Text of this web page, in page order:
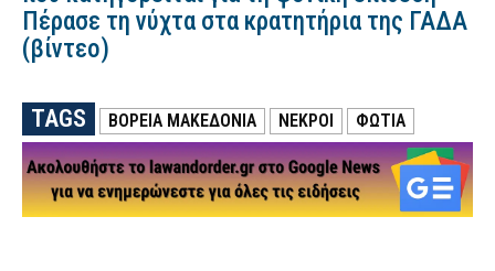
Πέρασε τη νύχτα στα κρατητήρια της ΓΑΔΑ
(βίντεο)
TAGS ΒΟΡΕΙΑ ΜΑΚΕΔΟΝΙΑ ΝΕΚΡΟΙ ΦΩΤΙΑ